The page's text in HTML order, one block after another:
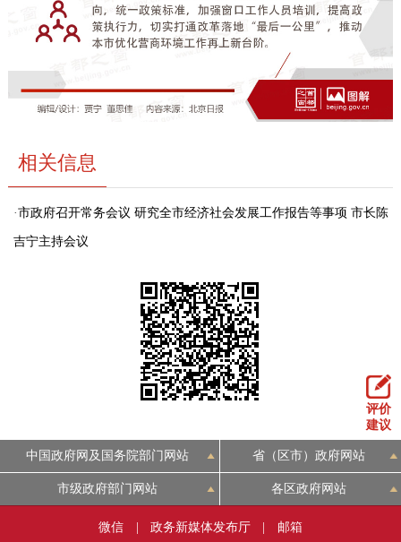
ESPAÑOL العربية PORTUGUÊS
ITALIANO
相关信息
·市政府召开常务会议 研究全市经济社会发展工作报告等事项 市长陈
吉宁主持会议
评价
建议
中国政府网及国务院部门网站 省（区市）政府网站
市级政府部门网站 各区政府网站
微信 政务新媒体发布厅 邮箱